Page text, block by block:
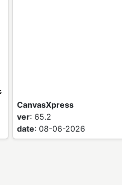
CanvasXpress
ver: 65.2
date: 08-06-2026